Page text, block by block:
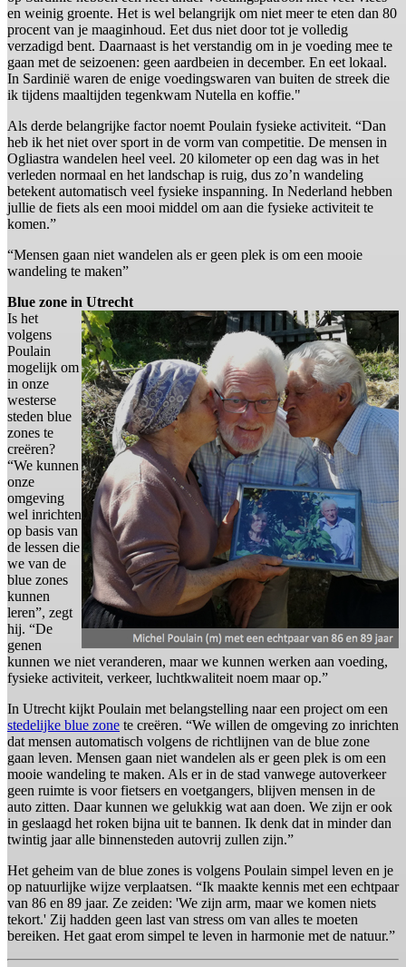
en weinig groente. Het is wel belangrijk om niet meer te eten dan 80
procent van je maaginhoud. Eet dus niet door tot je volledig
verzadigd bent. Daarnaast is het verstandig om in je voeding mee te
gaan met de seizoenen: geen aardbeien in december. En eet lokaal.
In Sardinië waren de enige voedingswaren van buiten de streek die
ik tijdens maaltijden tegenkwam Nutella en koffie."
Als derde belangrijke factor noemt Poulain fysieke activiteit. “Dan
heb ik het niet over sport in de vorm van competitie. De mensen in
Ogliastra wandelen heel veel. 20 kilometer op een dag was in het
verleden normaal en het landschap is ruig, dus zo’n wandeling
betekent automatisch veel fysieke inspanning. In Nederland hebben
jullie de fiets als een mooi middel om aan die fysieke activiteit te
komen.”
“Mensen gaan niet wandelen als er geen plek is om een mooie
wandeling te maken”
Blue zone in Utrecht
Is het
volgens
Poulain
mogelijk om
in onze
westerse
steden blue
zones te
creëren?
“We kunnen
onze
omgeving
wel inrichten
op basis van
de lessen die
we van de
blue zones
kunnen
leren”, zegt
hij. “De
genen
kunnen we niet veranderen, maar we kunnen werken aan voeding,
fysieke activiteit, verkeer, luchtkwaliteit noem maar op.”
In Utrecht kijkt Poulain met belangstelling naar een project om een
stedelijke blue zone te creëren. “We willen de omgeving zo inrichten
dat mensen automatisch volgens de richtlijnen van de blue zone
gaan leven. Mensen gaan niet wandelen als er geen plek is om een
mooie wandeling te maken. Als er in de stad vanwege autoverkeer
geen ruimte is voor fietsers en voetgangers, blijven mensen in de
auto zitten. Daar kunnen we gelukkig wat aan doen. We zijn er ook
in geslaagd het roken bijna uit te bannen. Ik denk dat in minder dan
twintig jaar alle binnensteden autovrij zullen zijn.”
Het geheim van de blue zones is volgens Poulain simpel leven en je
op natuurlijke wijze verplaatsen. “Ik maakte kennis met een echtpaar
van 86 en 89 jaar. Ze zeiden: 'We zijn arm, maar we komen niets
tekort.' Zij hadden geen last van stress om van alles te moeten
bereiken. Het gaat erom simpel te leven in harmonie met de natuur.”